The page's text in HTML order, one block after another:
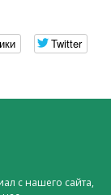
Twitter
с нашего сайта,